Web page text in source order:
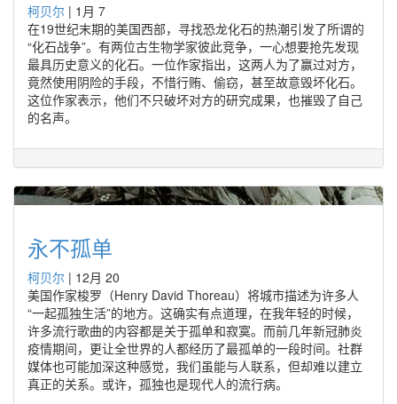
柯贝尔 | 1月 7
在19世纪末期的美国西部，寻找恐龙化石的热潮引发了所谓的
“化石战争”。有两位古生物学家彼此竞争，一心想要抢先发现
最具历史意义的化石。一位作家指出，这两人为了赢过对方，
竟然使用阴险的手段，不惜行贿、偷窃，甚至故意毁坏化石。
这位作家表示，他们不只破坏对方的研究成果，也摧毁了自己
的名声。
永不孤单
柯贝尔 | 12月 20
美国作家梭罗（Henry David Thoreau）将城市描述为许多人
“一起孤独生活”的地方。这确实有点道理，在我年轻的时候，
许多流行歌曲的内容都是关于孤单和寂寞。而前几年新冠肺炎
疫情期间，更让全世界的人都经历了最孤单的一段时间。社群
媒体也可能加深这种感觉，我们虽能与人联系，但却难以建立
真正的关系。或许，孤独也是现代人的流行病。